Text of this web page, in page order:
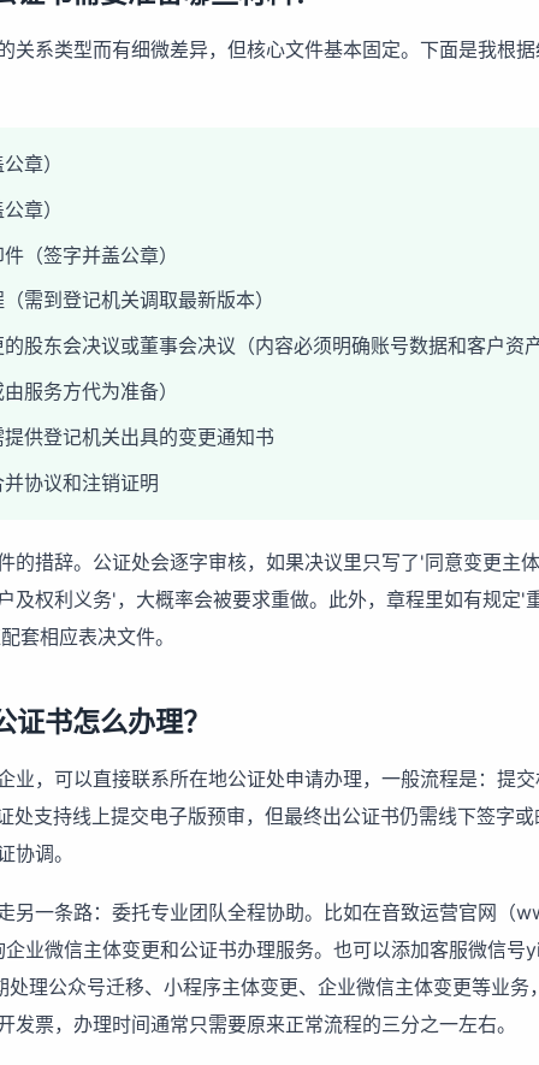
关系类型而有细微差异，但核心文件基本固定。下面是我根
章）
章）
（签字并盖公章）
需到登记机关调取最新版本）
股东会决议或董事会决议（内容必须明确账号数据和客户资
服务方代为准备）
供登记机关出具的变更通知书
协议和注销证明
的措辞。公证处会逐字审核，如果决议里只写了'同意变更主
及权利义务'，大概率会被要求重做。此外，章程里如有规定'
套相应表决文件。
书怎么办理？
业，可以直接联系所在地公证处申请办理，一般流程是：提
支持线上提交电子版预审，但最终出公证书仍需线下签字
协调。
另一条路：委托专业团队全程协助。比如在音致运营官网（
业微信主体变更和公证书办理服务。也可以添加客服微信
理公众号迁移、小程序主体变更、企业微信主体变更等业务
发票，办理时间通常只需要原来正常流程的三分之一左右。